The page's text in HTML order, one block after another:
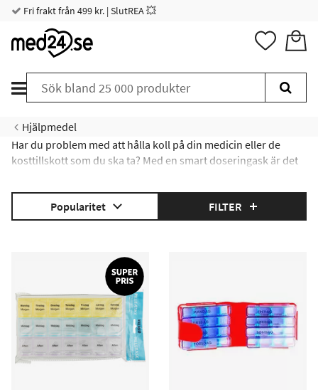
Fri frakt från 499 kr. | SlutREA 💥
Hjälpmedel
Har du problem med att hålla koll på din medicin eller de
kosttillskott som du ska ta? Med en smart doseringask är det
merhär!
Popularitet
FILTER